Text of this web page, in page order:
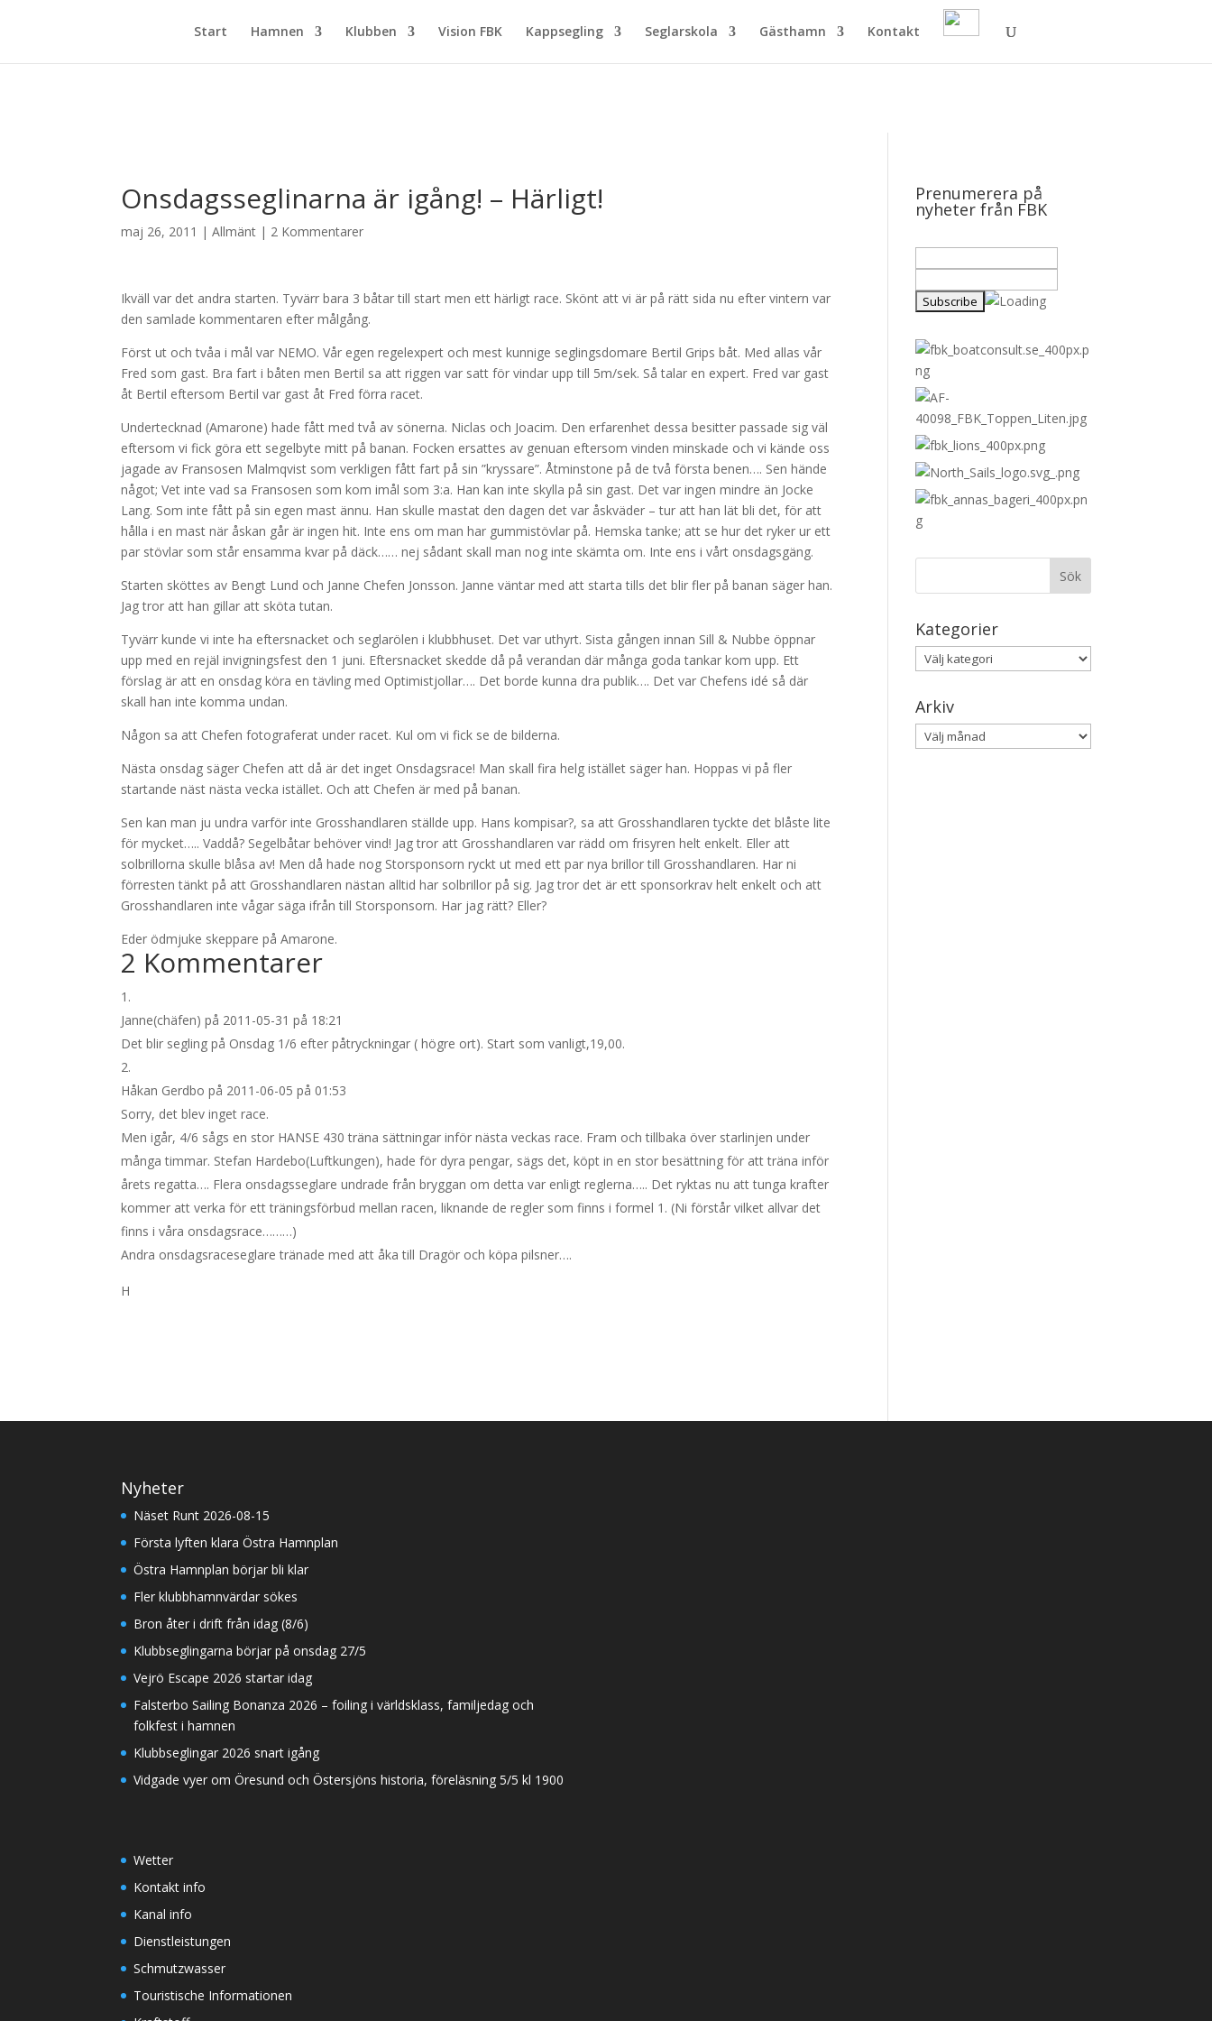
Start Hamnen Klubben Vision FBK Kappsegling Seglarskola Gästhamn Kontakt
Onsdagsseglinarna är igång! – Härligt!
maj 26, 2011 |Allmänt | 2 Kommentarer
Ikväll var det andra starten. Tyvärr bara 3 båtar till start men ett härligt race. Skönt att vi är på rätt sida nu efter vintern var
den samlade kommentaren efter målgång.
Först ut och tvåa i mål var NEMO. Vår egen regelexpert och mest kunnige seglingsdomare Bertil Grips båt. Med allas vår
Fred som gast. Bra fart i båten men Bertil sa att riggen var satt för vindar upp till 5m/sek. Så talar en expert. Fred var gast
åt Bertil eftersom Bertil var gast åt Fred förra racet.
Undertecknad (Amarone) hade fått med två av sönerna. Niclas och Joacim. Den erfarenhet dessa besitter passade sig väl
eftersom vi fick göra ett segelbyte mitt på banan. Focken ersattes av genuan eftersom vinden minskade och vi kände oss
jagade av Fransosen Malmqvist som verkligen fått fart på sin ”kryssare”. Åtminstone på de två första benen…. Sen hände
något; Vet inte vad sa Fransosen som kom imål som 3:a. Han kan inte skylla på sin gast. Det var ingen mindre än Jocke
Lang. Som inte fått på sin egen mast ännu. Han skulle mastat den dagen det var åskväder – tur att han lät bli det, för att
hålla i en mast när åskan går är ingen hit. Inte ens om man har gummistövlar på. Hemska tanke; att se hur det ryker ur ett
par stövlar som står ensamma kvar på däck…… nej sådant skall man nog inte skämta om. Inte ens i vårt onsdagsgäng.
Starten sköttes av Bengt Lund och Janne Chefen Jonsson. Janne väntar med att starta tills det blir fler på banan säger han.
Jag tror att han gillar att sköta tutan.
Tyvärr kunde vi inte ha eftersnacket och seglarölen i klubbhuset. Det var uthyrt. Sista gången innan Sill & Nubbe öppnar
upp med en rejäl invigningsfest den 1 juni. Eftersnacket skedde då på verandan där många goda tankar kom upp. Ett
förslag är att en onsdag köra en tävling med Optimistjollar…. Det borde kunna dra publik…. Det var Chefens idé så där
skall han inte komma undan.
Någon sa att Chefen fotograferat under racet. Kul om vi fick se de bilderna.
Nästa onsdag säger Chefen att då är det inget Onsdagsrace! Man skall fira helg istället säger han. Hoppas vi på fler
startande näst nästa vecka istället. Och att Chefen är med på banan.
Sen kan man ju undra varför inte Grosshandlaren ställde upp. Hans kompisar?, sa att Grosshandlaren tyckte det blåste lite
för mycket….. Vaddå? Segelbåtar behöver vind! Jag tror att Grosshandlaren var rädd om frisyren helt enkelt. Eller att
solbrillorna skulle blåsa av! Men då hade nog Storsponsorn ryckt ut med ett par nya brillor till Grosshandlaren. Har ni
förresten tänkt på att Grosshandlaren nästan alltid har solbrillor på sig. Jag tror det är ett sponsorkrav helt enkelt och att
Grosshandlaren inte vågar säga ifrån till Storsponsorn. Har jag rätt? Eller?
Eder ödmjuke skeppare på Amarone.
2 Kommentarer
Janne(chäfen) på 2011-05-31 på 18:21
Det blir segling på Onsdag 1/6 efter påtryckningar ( högre ort). Start som vanligt,19,00.
Håkan Gerdbo på 2011-06-05 på 01:53
Sorry, det blev inget race.
Men igår, 4/6 sågs en stor HANSE 430 träna sättningar inför nästa veckas race. Fram och tillbaka över starlinjen under
många timmar. Stefan Hardebo(Luftkungen), hade för dyra pengar, sägs det, köpt in en stor besättning för att träna inför
årets regatta…. Flera onsdagsseglare undrade från bryggan om detta var enligt reglerna….. Det ryktas nu att tunga krafter
kommer att verka för ett träningsförbud mellan racen, liknande de regler som finns i formel 1. (Ni förstår vilket allvar det
finns i våra onsdagsrace………)
Andra onsdagsraceseglare tränade med att åka till Dragör och köpa pilsner….
H
Prenumerera på
nyheter från FBK
Kategorier
Kategorier
Arkiv
Arkiv
Nyheter
Näset Runt 2026-08-15
Första lyften klara Östra Hamnplan
Östra Hamnplan börjar bli klar
Fler klubbhamnvärdar sökes
Bron åter i drift från idag (8/6)
Klubbseglingarna börjar på onsdag 27/5
Vejrö Escape 2026 startar idag
Falsterbo Sailing Bonanza 2026 – foiling i världsklass, familjedag och
folkfest i hamnen
Klubbseglingar 2026 snart igång
Vidgade vyer om Öresund och Östersjöns historia, föreläsning 5/5 kl 1900
Wetter
Kontakt info
Kanal info
Dienstleistungen
Schmutzwasser
Touristische Informationen